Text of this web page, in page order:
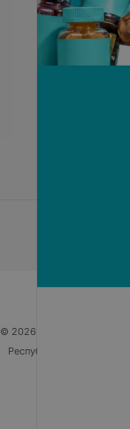
© 2026 ООО «Артокс Лаб»,
Республика Беларусь, г.